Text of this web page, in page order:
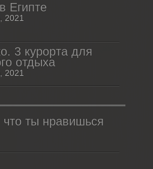
Египте
2021
3 курорта для
отдыха
2021
что ты нравишься